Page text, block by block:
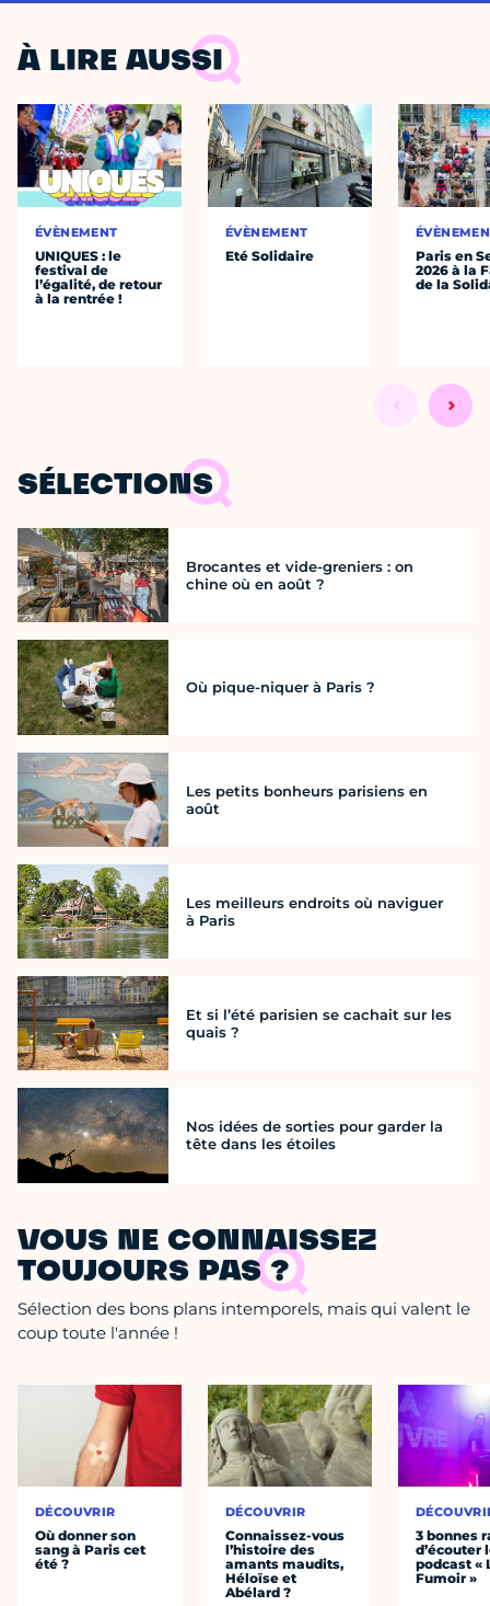
À LIRE AUSSI
ÉVÈNEMENT
UNIQUES : le
festival de
l’égalité, de retour
à la rentrée !
ÉVÈNEMENT
Eté Solidaire
Paris en
2026 à la
de la
SÉLECTIONS
Brocantes et vide-greniers : on
chine où en août ?
Où pique-niquer à Paris ?
Les petits bonheurs parisiens en
août
Les meilleurs endroits où naviguer
à Paris
Et si l’été parisien se cachait sur les
quais ?
Nos idées de sorties pour garder la
tête dans les étoiles
VOUS NE CONNAISSEZ
TOUJOURS PAS ?
Sélection des bons plans intemporels, mais qui valent le
coup toute l'année !
DÉCOUVRIR
Où donner son
sang à Paris cet
été ?
DÉCOUVRIR
Connaissez-vous
l’histoire des
amants maudits,
Héloïse et
Abélard ?
3 bonnes
d’écouter
podcast «
Fumoir »